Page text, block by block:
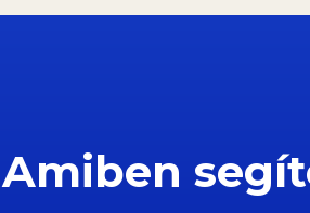
Amiben